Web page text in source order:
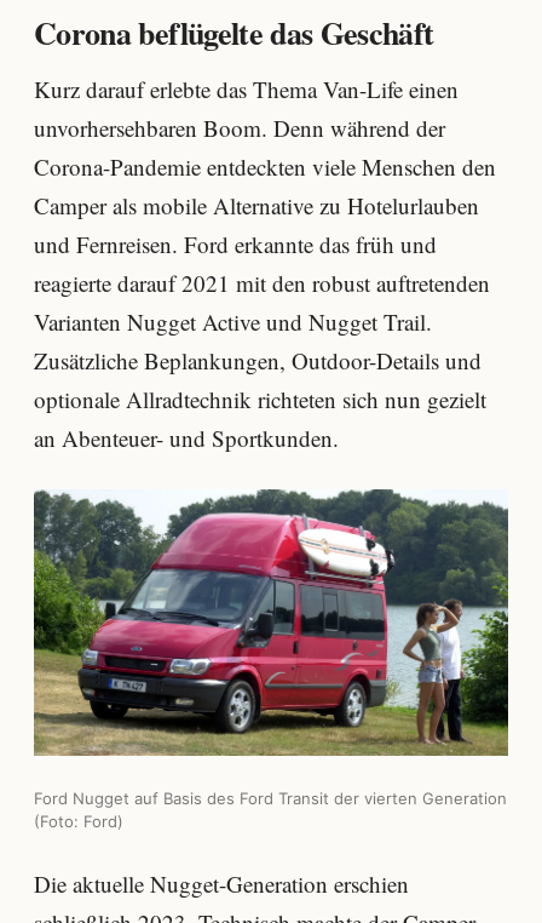
Corona beflügelte das Geschäft
Kurz darauf erlebte das Thema Van-Life einen
unvorhersehbaren Boom. Denn während der
Corona-Pandemie entdeckten viele Menschen den
Camper als mobile Alternative zu Hotelurlauben
und Fernreisen. Ford erkannte das früh und
reagierte darauf 2021 mit den robust auftretenden
Varianten Nugget Active und Nugget Trail.
Zusätzliche Beplankungen, Outdoor-Details und
optionale Allradtechnik richteten sich nun gezielt
an Abenteuer- und Sportkunden.
Ford Nugget auf Basis des Ford Transit der vierten Generation
(Foto: Ford)
Die aktuelle Nugget-Generation erschien